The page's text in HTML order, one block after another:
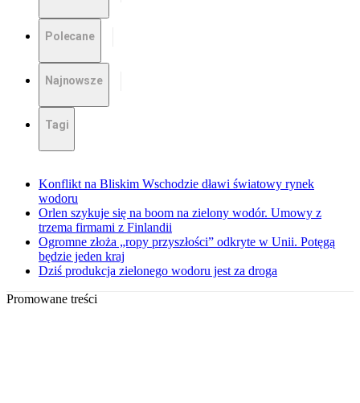
Polecane
Najnowsze
Tagi
Konflikt na Bliskim Wschodzie dławi światowy rynek
wodoru
Orlen szykuje się na boom na zielony wodór. Umowy z
trzema firmami z Finlandii
Ogromne złoża „ropy przyszłości” odkryte w Unii. Potęgą
będzie jeden kraj
Dziś produkcja zielonego wodoru jest za droga
Promowane treści